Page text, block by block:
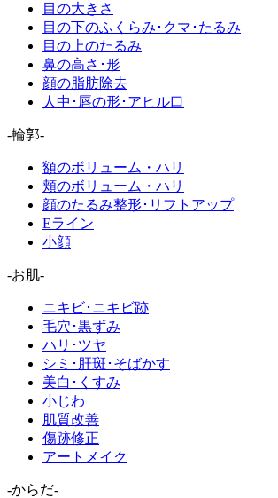
目の大きさ
目の下のふくらみ･クマ･たるみ
目の上のたるみ
鼻の高さ･形
顔の脂肪除去
人中･唇の形･アヒル口
-輪郭-
額のボリューム・ハリ
頬のボリューム・ハリ
顔のたるみ整形･リフトアップ
Eライン
小顔
-お肌-
ニキビ･ニキビ跡
毛穴･黒ずみ
ハリ･ツヤ
シミ･肝斑･そばかす
美白･くすみ
小じわ
肌質改善
傷跡修正
アートメイク
-からだ-